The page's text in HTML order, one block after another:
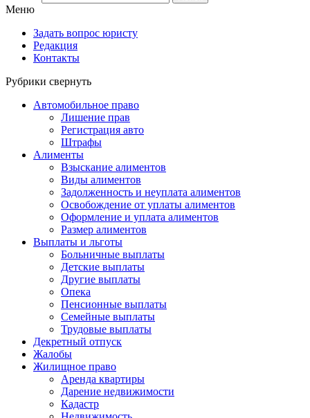
Меню
Задать вопрос юристу
Редакция
Контакты
Рубрики свернуть
Автомобильное право
Лишение прав
Регистрация авто
Штрафы
Алименты
Взыскание алиментов
Виды алиментов
Задолженность и неуплата алиментов
Освобождение от уплаты алиментов
Оформление и уплата алиментов
Размер алиментов
Выплаты и льготы
Больничные выплаты
Детские выплаты
Другие выплаты
Опека
Пенсионные выплаты
Семейные выплаты
Трудовые выплаты
Декретный отпуск
Жалобы
Жилищное право
Аренда квартиры
Дарение недвижимости
Кадастр